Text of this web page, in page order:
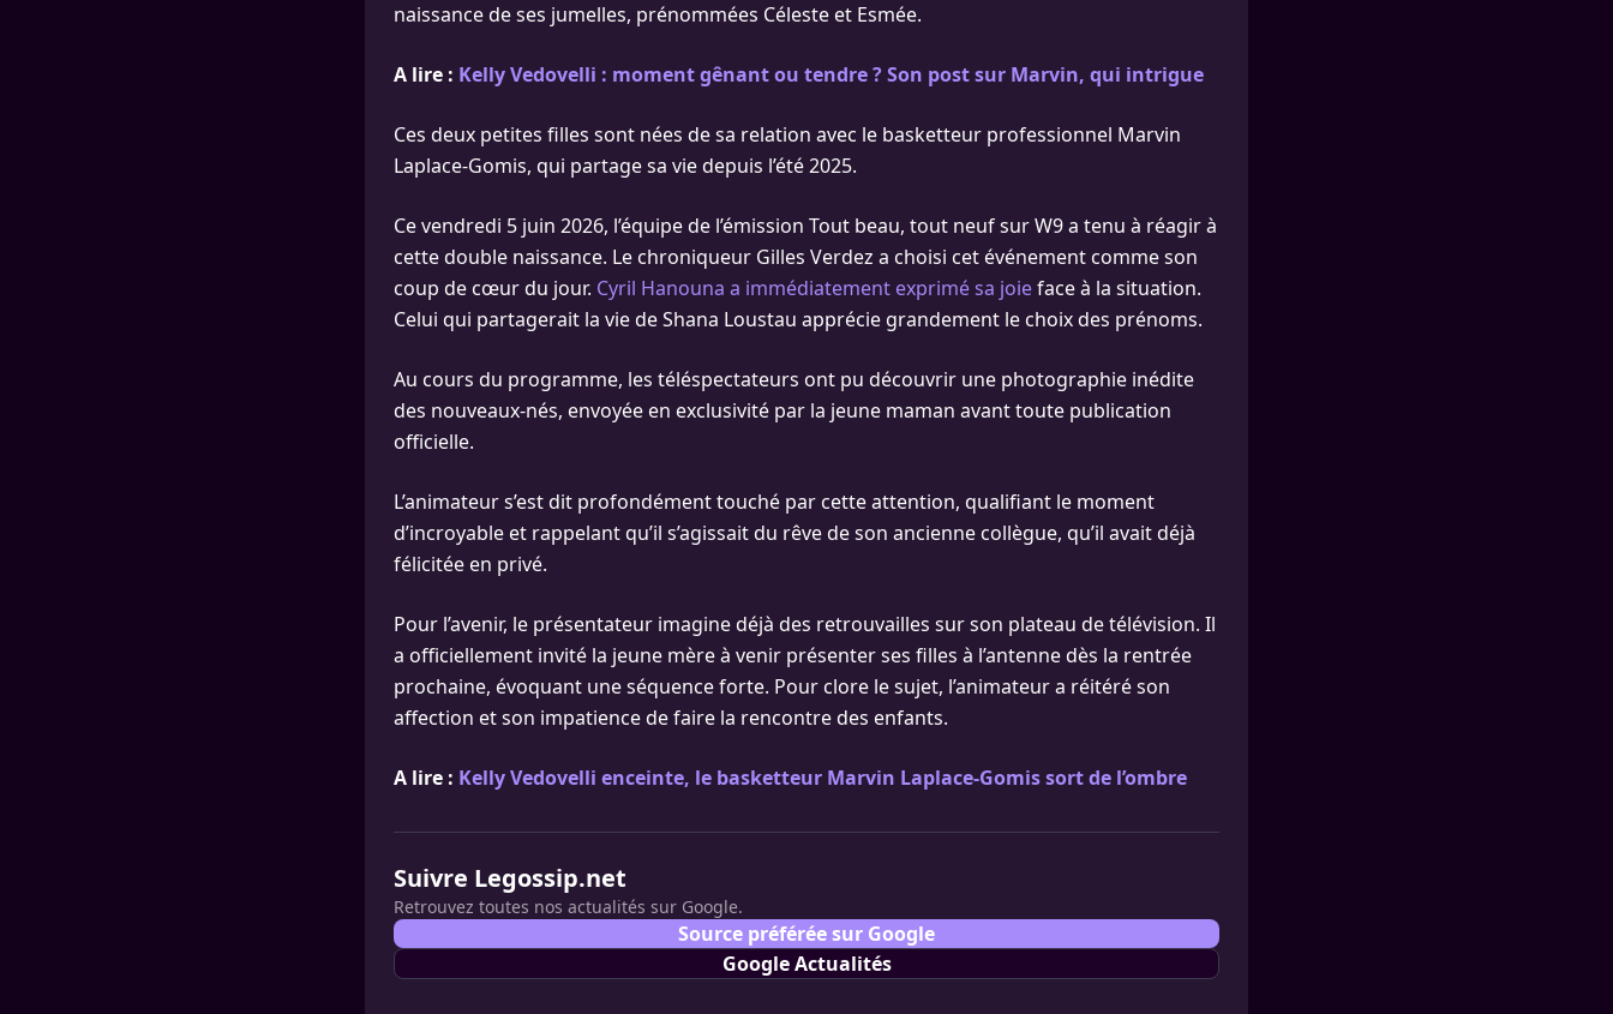
naissance de ses jumelles, prénommées Céleste et Esmée.
A lire : Kelly Vedovelli : moment gênant ou tendre ? Son post sur Marvin, qui intrigue
Ces deux petites filles sont nées de sa relation avec le basketteur professionnel Marvin
Laplace-Gomis, qui partage sa vie depuis l’été 2025.
Ce vendredi 5 juin 2026, l’équipe de l’émission Tout beau, tout neuf sur W9 a tenu à réagir à
cette double naissance. Le chroniqueur Gilles Verdez a choisi cet événement comme son
coup de cœur du jour. Cyril Hanouna a immédiatement exprimé sa joieface à la situation.
Celui qui partagerait la vie de Shana Loustau apprécie grandement le choix des prénoms.
Au cours du programme, les téléspectateurs ont pu découvrir une photographie inédite
des nouveaux-nés, envoyée en exclusivité par la jeune maman avant toute publication
officielle.
L’animateur s’est dit profondément touché par cette attention, qualifiant le moment
d’incroyable et rappelant qu’il s’agissait du rêve de son ancienne collègue, qu’il avait déjà
félicitée en privé.
Pour l’avenir, le présentateur imagine déjà des retrouvailles sur son plateau de télévision. Il
a officiellement invité la jeune mère à venir présenter ses filles à l’antenne dès la rentrée
prochaine, évoquant une séquence forte. Pour clore le sujet, l’animateur a réitéré son
affection et son impatience de faire la rencontre des enfants.
A lire : Kelly Vedovelli enceinte, le basketteur Marvin Laplace-Gomis sort de l’ombre
Suivre Legossip.net
Retrouvez toutes nos actualités sur Google.
Source préférée sur Google
Google Actualités